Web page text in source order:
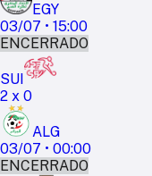
EGY
03/07 • 15:00
ENCERRADO
SUI
2 x 0
ALG
03/07 • 00:00
ENCERRADO